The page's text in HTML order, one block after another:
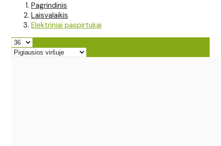
Pagrindinis
Laisvalaikis
Elektriniai paspirtukai